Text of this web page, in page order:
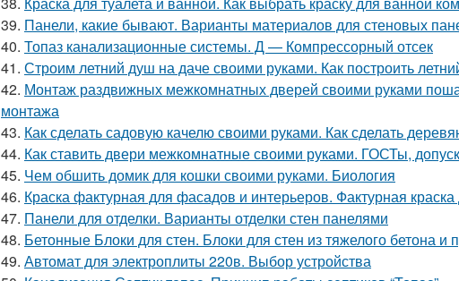
39. Панели, какие бывают. Варианты материалов для стеновых
40. Топаз канализационные системы. Д — Компрессорный отсек
41. Строим летний душ на даче своими руками. Как построить
42. Монтаж раздвижных межкомнатных дверей своими руками
монтажа
43. Как сделать садовую качелю своими руками. Как сделать
44. Как ставить двери межкомнатные своими руками. ГОСТы,
45. Чем обшить домик для кошки своими руками. Биология
46. Краска фактурная для фасадов и интерьеров. Фактурная
47. Панели для отделки. Варианты отделки стен панелями
48. Бетонные Блоки для стен. Блоки для стен из тяжелого бетона
49. Автомат для электроплиты 220в. Выбор устройства